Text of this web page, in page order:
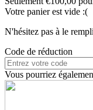
Votre panier est vide :(
N'hésitez pas à le
Code de réduction
Vous pourriez